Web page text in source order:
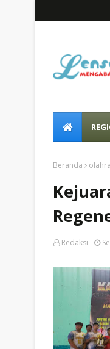
Beranda
Redaksi